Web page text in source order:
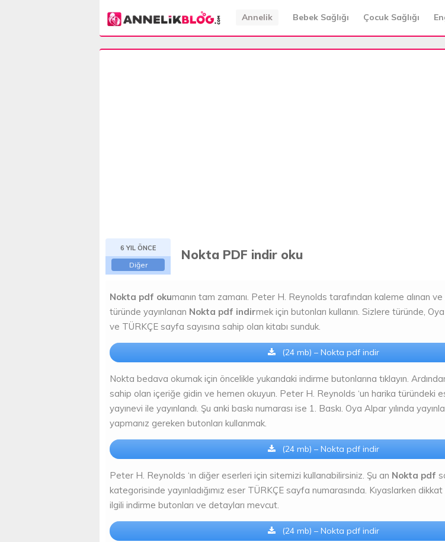
Annelik Bebek Sağlığı Çocuk Sağlığı
6 YIL ÖNCE
Diğer
Nokta PDF indir oku
Nokta pdf okumanın tam zamanı. Peter H. Reynolds tarafından kaleme alınan
türünde yayınlanan Nokta pdf indirmek için butonları kullanın. Sizlere türünde, Oya
ve TÜRKÇE sayfa sayısına sahip olan kitabı sunduk.
(24 mb) – Nokta pdf indir
Nokta bedava okumak için öncelikle yukarıdaki indirme butonlarına tıklayın.
sahip olan içeriğe gidin ve hemen okuyun. Peter H. Reynolds ‘un harika türündeki
yayınevi ile yayınlandı. Şu anki baskı numarası ise 1. Baskı. Oya Alpar yılında
yapmanız gereken butonları kullanmak.
(24 mb) – Nokta pdf indir
Peter H. Reynolds ‘ın diğer eserleri için sitemizi kullanabilirsiniz. Şu an Nokta pdf
kategorisinde yayınladığımız eser TÜRKÇE sayfa numarasında. Kıyaslarken
ilgili indirme butonları ve detayları mevcut.
(24 mb) – Nokta pdf indir